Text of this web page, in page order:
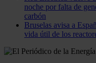
noche por falta de
carbón
Bruselas avisa a
vida útil de los